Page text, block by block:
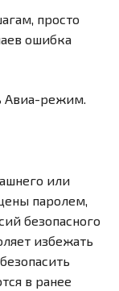
просто
ошибка
Авиа-режим.
или
паролем,
безопасного
избежать
в ранее